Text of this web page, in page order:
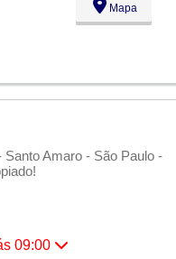
Mapa
Amaro - São Paulo -
09:00